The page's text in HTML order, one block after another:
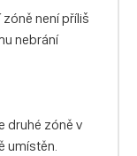
není příliš
nebrání
druhé zóně v
umístěn.